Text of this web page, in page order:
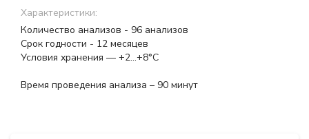
Характеристики:
Количество анализов - 96 анализов
Срок годности - 12 месяцев
Условия хранения — +2…+8°С
Время проведения анализа – 90 минут